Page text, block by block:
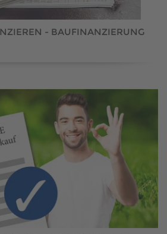
- BAUFINANZIERUNG